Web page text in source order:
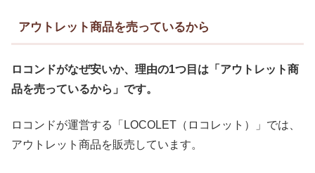
アウトレット商品を売っているから
ロコンドがなぜ安いか、理由の1つ目は「アウトレット商
品を売っているから」です。
ロコンドが運営する「LOCOLET（ロコレット）」では、
アウトレット商品を販売しています。